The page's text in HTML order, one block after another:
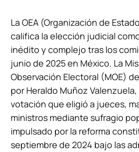
La OEA (Organización de
califica la elección judicial
inédito y complejo tras los
junio de 2025 en México. La
Observación Electoral (MOE)
por Heraldo Muñoz Valenzuela,
votación que eligió a jueces,
ministros mediante sufragio
impulsado por la reforma
septiembre de 2024 bajo las